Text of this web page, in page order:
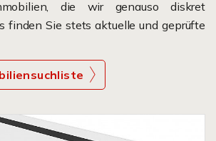
die wir genauso diskret
finden Sie stets aktuelle und geprüfte